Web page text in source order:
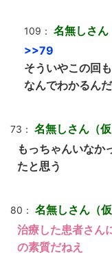
109： 名無しさん
>>79
そういやこの回
なんでわかるん
73： 名無しさん（仮
もっちゃんいなか
たと思う
80： 名無しさん（仮
治療した患者さん
の素質だねえ